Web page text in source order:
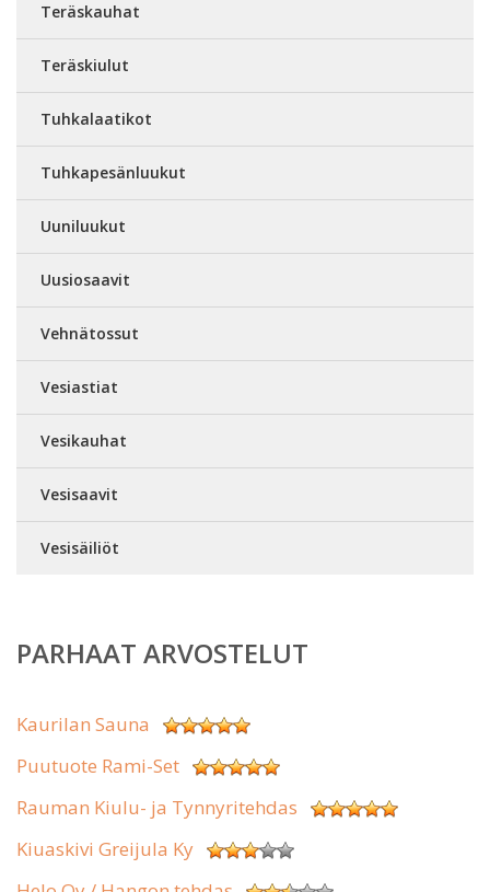
Teräskauhat
Teräskiulut
Tuhkalaatikot
Tuhkapesänluukut
Uuniluukut
Uusiosaavit
Vehnätossut
Vesiastiat
Vesikauhat
Vesisaavit
Vesisäiliöt
PARHAAT ARVOSTELUT
Kaurilan Sauna
Puutuote Rami-Set
Rauman Kiulu- ja Tynnyritehdas
Kiuaskivi Greijula Ky